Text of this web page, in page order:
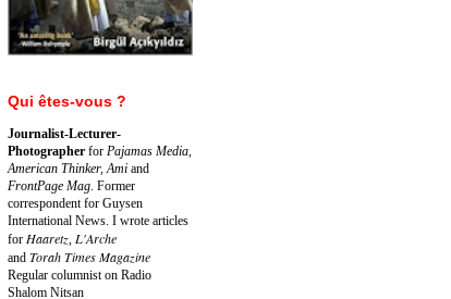
Qui êtes-vous ?
Journalist-Lecturer-
Photographer for Pajamas Media,
American Thinker, Ami and
FrontPage Mag. Former
correspondent for Guysen
International News. I wrote articles
for Haaretz, L'Arche
and Torah Times Magazine
Regular columnist on Radio
Shalom Nitsan